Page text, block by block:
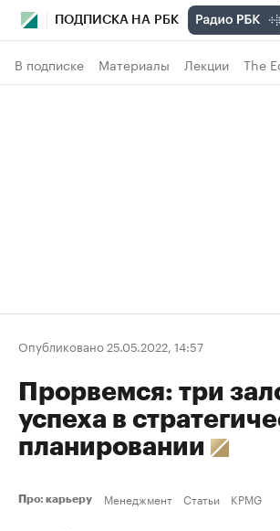
ПОДПИСКА НА РБК
В подписке Материалы Лекции The
Опубликовано 25.05.2022, 14:57
Прорвемся: три
успеха в
планировании
Про: карьеру Менеджмент Статьи KPMG